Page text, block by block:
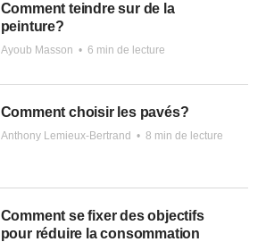
Comment teindre sur de la
peinture?
Ayoub Masson • 6 min de lecture
Comment choisir les pavés?
Anthony Lemieux-Bertrand • 8 min de lecture
Comment se fixer des objectifs
pour réduire la consommation